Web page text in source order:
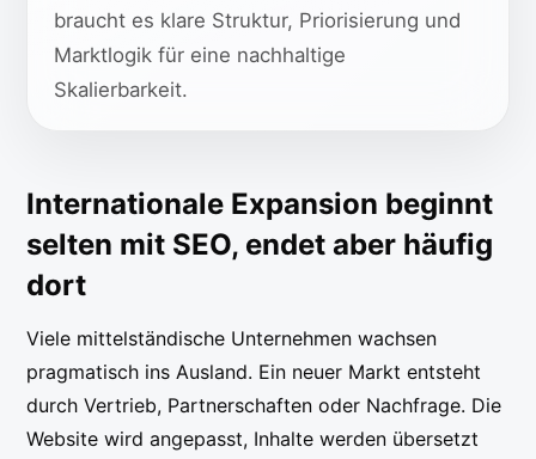
braucht es klare Struktur, Priorisierung und
Marktlogik für eine nachhaltige
Skalierbarkeit.
Internationale Expansion beginnt
selten mit SEO, endet aber häufig
dort
Viele mittelständische Unternehmen wachsen
pragmatisch ins Ausland. Ein neuer Markt entsteht
durch Vertrieb, Partnerschaften oder Nachfrage. Die
Website wird angepasst, Inhalte werden übersetzt